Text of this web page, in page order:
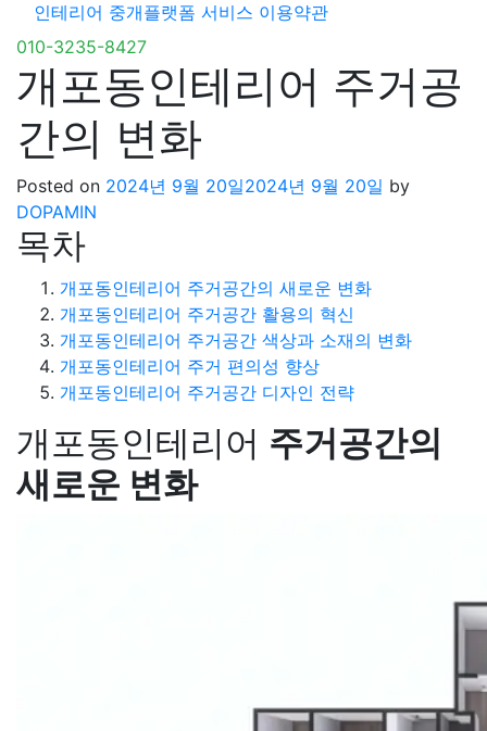
인테리어 중개플랫폼 서비스 이용약관
010-3235-8427
개포동인테리어 주거공
간의 변화
Posted on 2024년 9월 20일2024년 9월 20일 by
DOPAMIN
목차
개포동인테리어 주거공간의 새로운 변화
개포동인테리어 주거공간 활용의 혁신
개포동인테리어 주거공간 색상과 소재의 변화
개포동인테리어 주거 편의성 향상
개포동인테리어 주거공간 디자인 전략
개포동인테리어 주거공간의
새로운 변화